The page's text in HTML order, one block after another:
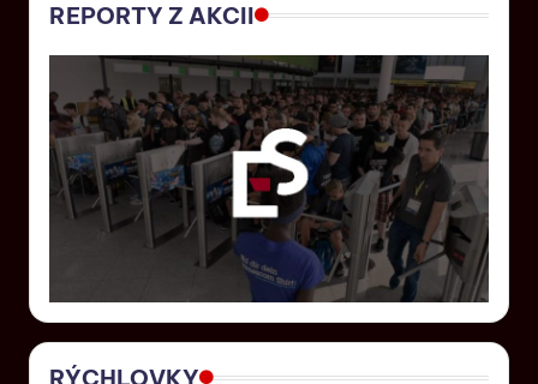
REPORTY Z AKCII
RÝCHLOVKY